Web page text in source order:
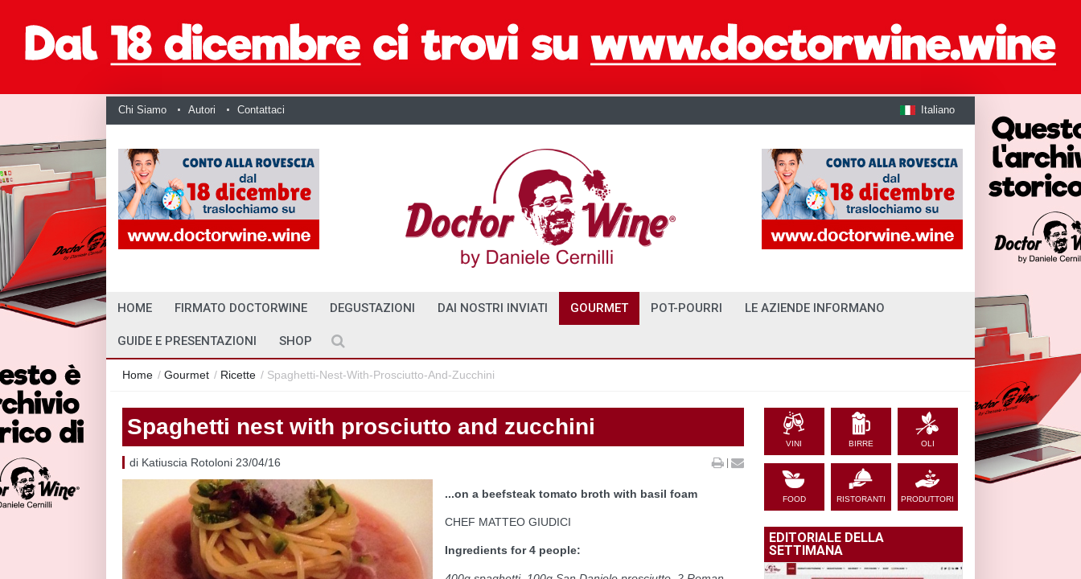
Chi Siamo Autori Contattaci Italiano
HOME FIRMATO DOCTORWINE DEGUSTAZIONI DAI NOSTRI INVIATI GOURMET POT-POURRI LE AZIENDE INFORMANO
GUIDE E PRESENTAZIONI SHOP
Home / Gourmet / Ricette / Spaghetti-Nest-With-Prosciutto-And-Zucchini
Spaghetti nest with prosciutto and zucchini
di Katiuscia Rotoloni 23/04/16 |
...on a beefsteak tomato broth with basil foam
CHEF MATTEO GIUDICI
Ingredients for 4 people:
VINI BIRRE OLI
FOOD RISTORANTI PRODUTTORI
EDITORIALE DELLA
SETTIMANA